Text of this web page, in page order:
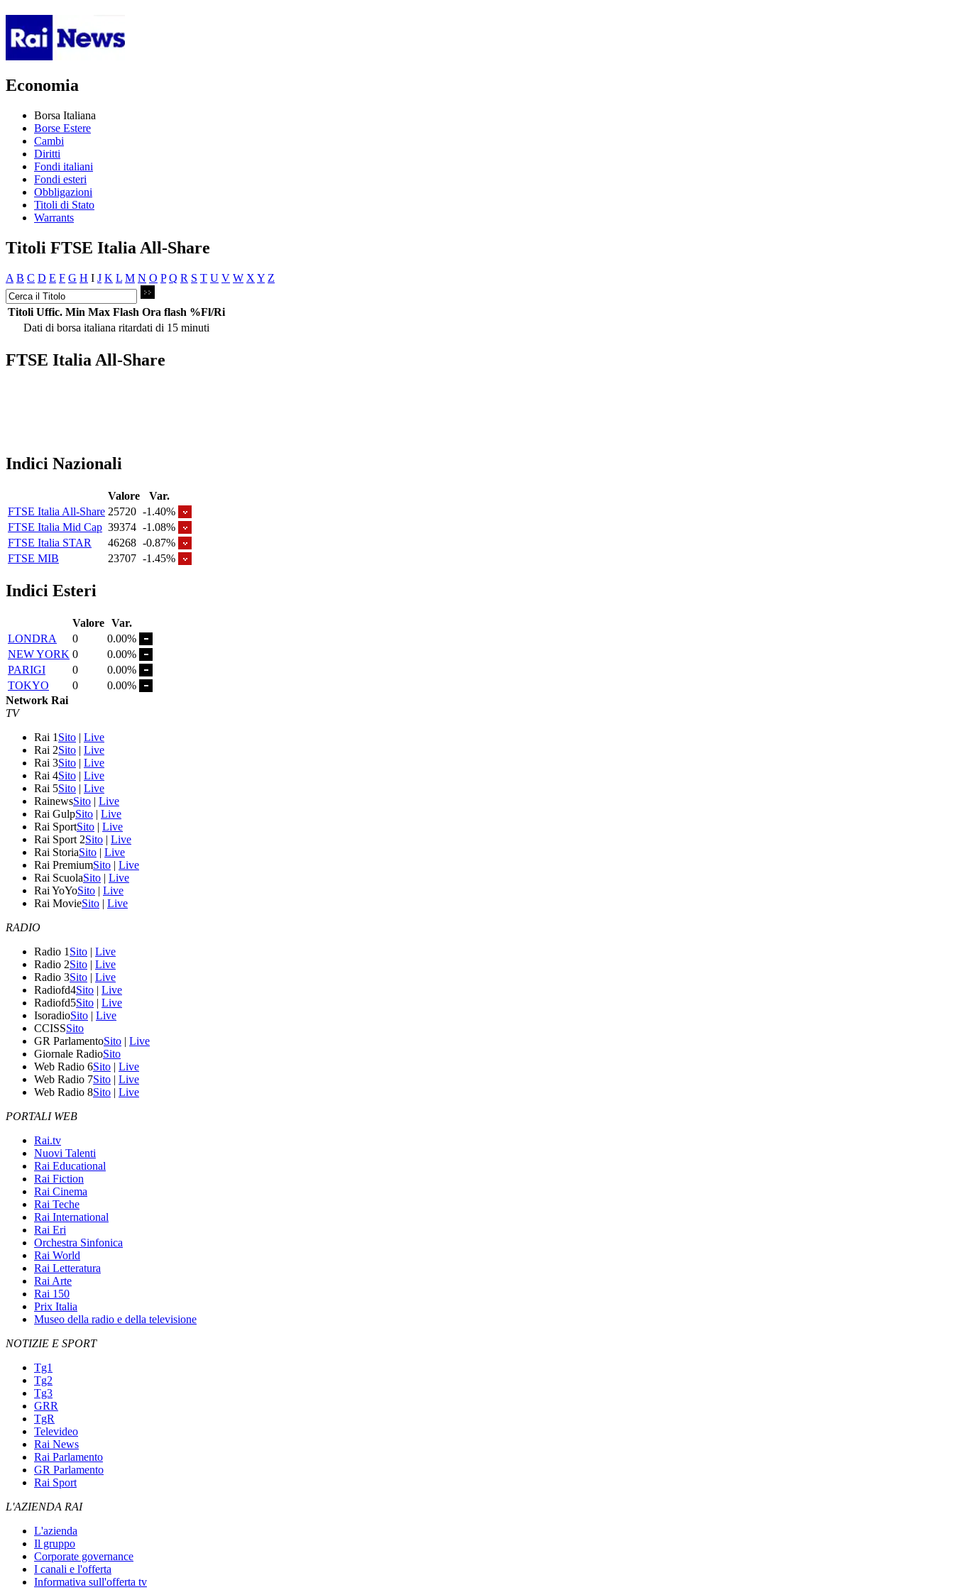
Economia
Borsa Italiana
Borse Estere
Cambi
Diritti
Fondi italiani
Fondi esteri
Obbligazioni
Titoli di Stato
Warrants
Titoli FTSE Italia All-Share
A B C D E F G H I J K L M N O P Q R S T U V W X Y Z
Titoli Uffic. Min Max Flash Ora flash %Fl/Ri
Dati di borsa italiana ritardati di 15 minuti
FTSE Italia All-Share
Indici Nazionali
Valore
Var.
FTSE Italia All-Share 25720 -1.40%
FTSE Italia Mid Cap 39374 -1.08%
FTSE Italia STAR
46268 -0.87%
FTSE MIB
23707 -1.45%
Indici Esteri
Valore Var.
LONDRA
0
0.00%
NEW YORK 0
0.00%
PARIGI
0
0.00%
TOKYO
0
0.00%
Network Rai
TV
Rai 1 Sito | Live
Rai 2Sito | Live
Rai 3Sito | Live
Rai 4Sito | Live
Rai 5Sito | Live
RainewsSito | Live
Rai GulpSito | Live
Rai SportSito | Live
Rai Sport 2Sito | Live
Rai StoriaSito | Live
Rai PremiumSito | Live
Rai ScuolaSito | Live
Rai YoYoSito | Live
Rai MovieSito | Live
RADIO
Radio 1 Sito | Live
Radio 2Sito | Live
Radio 3Sito | Live
Radiofd4Sito | Live
Radiofd5Sito | Live
IsoradioSito | Live
CCISSSito
GR ParlamentoSito | Live
Giornale RadioSito
Web Radio 6Sito | Live
Web Radio 7Sito | Live
Web Radio 8Sito | Live
PORTALI WEB
Rai.tv
Nuovi Talenti
Rai Educational
Rai Fiction
Rai Cinema
Rai Teche
Rai International
Rai Eri
Orchestra Sinfonica
Rai World
Rai Letteratura
Rai Arte
Rai 150
Prix Italia
Museo della radio e della televisione
NOTIZIE E SPORT
Tg1
Tg2
Tg3
GRR
TgR
Televideo
Rai News
Rai Parlamento
GR Parlamento
Rai Sport
L'AZIENDA RAI
L'azienda
Il gruppo
Corporate governance
I canali e l'offerta
Informativa sull'offerta tv